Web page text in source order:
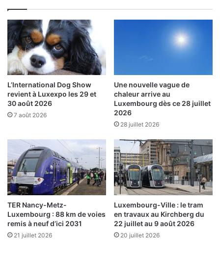
L’International Dog Show
revient à Luxexpo les 29 et
30 août 2026
7 août 2026
Une nouvelle vague de
chaleur arrive au
Luxembourg dès ce 28 juillet
2026
28 juillet 2026
TER Nancy-Metz-
Luxembourg : 88 km de voies
remis à neuf d’ici 2031
21 juillet 2026
Luxembourg-Ville : le tram
en travaux au Kirchberg du
22 juillet au 9 août 2026
20 juillet 2026